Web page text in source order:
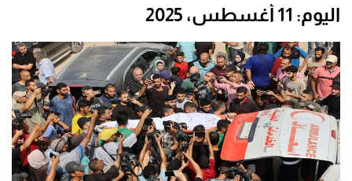
اليوم: 11 أغسطس، 2025